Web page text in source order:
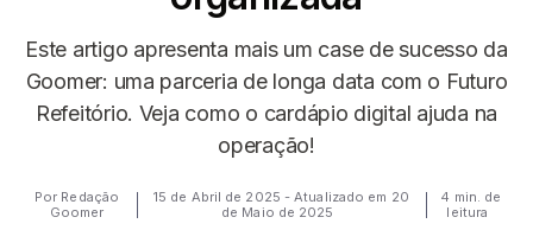
Este artigo apresenta mais um case de sucesso da
Goomer: uma parceria de longa data com o Futuro
Refeitório. Veja como o cardápio digital ajuda na
operação!
Por Redação
Goomer
15 de Abril de 2025 - Atualizado em 20
de Maio de 2025
4 min. de
leitura